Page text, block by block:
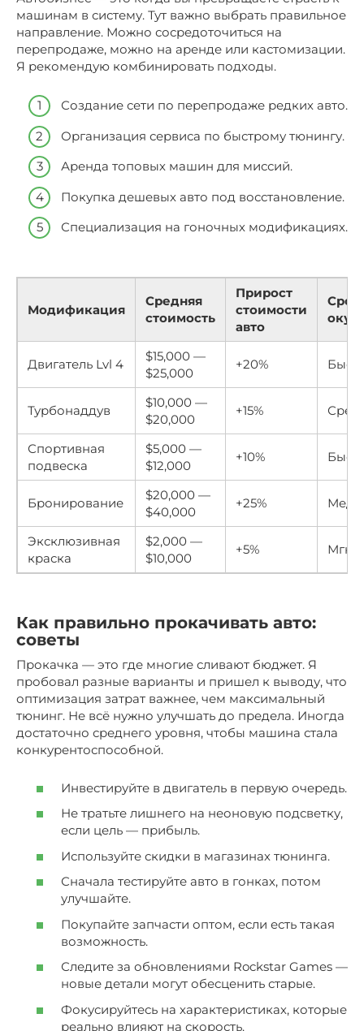
машинам в систему. Тут важно выбрать правильное
направление. Можно сосредоточиться на
перепродаже, можно на аренде или кастомизации.
Я рекомендую комбинировать подходы.
Создание сети по перепродаже редких авто.
Организация сервиса по быстрому тюнингу.
Аренда топовых машин для миссий.
Покупка дешевых авто под восстановление.
Специализация на гоночных модификациях.
Модификация
Средняя
стоимость
Прирост
стоимости
авто
Срок
Двигатель Lvl 4
$15,000 —
$25,000
+20%
Турбонаддув
$10,000 —
$20,000
+15%
Спортивная
подвеска
$5,000 —
$12,000
+10%
Бронирование
$20,000 —
$40,000
+25%
Эксклюзивная
краска
$2,000 —
$10,000
+5%
Как правильно прокачивать авто:
советы
Прокачка — это где многие сливают бюджет. Я
пробовал разные варианты и пришел к выводу, что
оптимизация затрат важнее, чем максимальный
тюнинг. Не всё нужно улучшать до предела. Иногда
достаточно среднего уровня, чтобы машина стала
конкурентоспособной.
Инвестируйте в двигатель в первую очередь.
Не тратьте лишнего на неоновую подсветку,
если цель — прибыль.
Используйте скидки в магазинах тюнинга.
Сначала тестируйте авто в гонках, потом
улучшайте.
Покупайте запчасти оптом, если есть такая
возможность.
Следите за обновлениями Rockstar Games —
новые детали могут обесценить старые.
Фокусируйтесь на характеристиках, которые
реально влияют на скорость.